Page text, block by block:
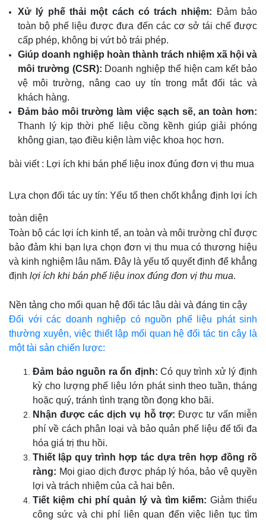
Xử lý phế thải một cách có trách nhiệm: Đảm bảo
toàn bộ phế liệu được đưa đến các cơ sở tái chế được
cấp phép, không bị vứt bỏ trái phép.
Giúp doanh nghiệp hoàn thành trách nhiệm xã hội và
môi trường (CSR): Doanh nghiệp thể hiện cam kết bảo
vệ môi trường, nâng cao uy tín trong mắt đối tác và
khách hàng.
Đảm bảo môi trường làm việc sạch sẽ, an toàn hơn:
Thanh lý kịp thời phế liệu cồng kềnh giúp giải phóng
không gian, tạo điều kiện làm việc khoa học hơn.
bài viết : Lợi ích khi bán phế liệu inox đúng đơn vị thu mua
Lựa chọn đối tác uy tín: Yếu tố then chốt khẳng định lợi ích
toàn diện
Toàn bộ các lợi ích kinh tế, an toàn và môi trường chỉ được
bảo đảm khi bạn lựa chọn đơn vị thu mua có thương hiệu
và kinh nghiệm lâu năm. Đây là yếu tố quyết định để khẳng
định lợi ích khi bán phế liệu inox đúng đơn vị thu mua.
Nền tảng cho mối quan hệ đối tác lâu dài và đáng tin cậy
Đối với các doanh nghiệp có nguồn phế liệu phát sinh
thường xuyên, việc thiết lập mối quan hệ đối tác tin cậy là
một tài sản chiến lược:
Đảm bảo nguồn ra ổn định: Có quy trình xử lý định
kỳ cho lượng phế liệu lớn phát sinh theo tuần, tháng
hoặc quý, tránh tình trạng tồn đọng kho bãi.
Nhận được các dịch vụ hỗ trợ: Được tư vấn miễn
phí về cách phân loại và bảo quản phế liệu để tối đa
hóa giá trị thu hồi.
Thiết lập quy trình hợp tác dựa trên hợp đồng rõ
ràng: Mọi giao dịch được pháp lý hóa, bảo vệ quyền
lợi và trách nhiệm của cả hai bên.
Tiết kiệm chi phí quản lý và tìm kiếm: Giảm thiểu
công sức và chi phí liên quan đến việc liên tục tìm